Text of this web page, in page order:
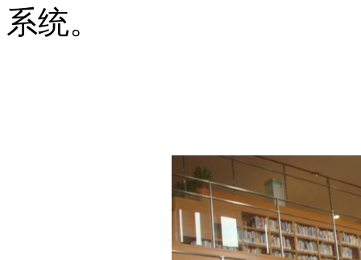
系统。